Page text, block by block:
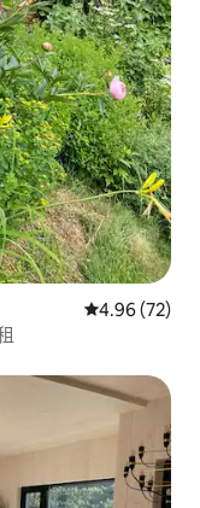
從 72 則評價
4.96 (72)